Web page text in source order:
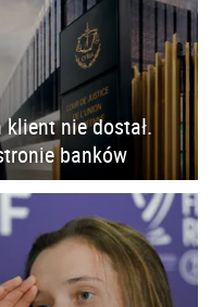
nie dostał.
banków